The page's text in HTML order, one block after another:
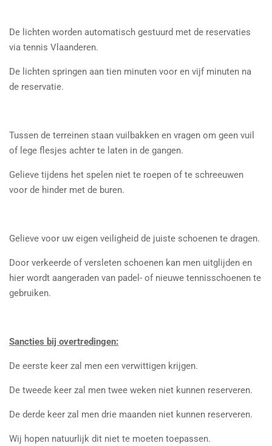
De lichten worden automatisch gestuurd met de reservaties
via tennis Vlaanderen.
De lichten springen aan tien minuten voor en vijf minuten na
de reservatie.
Tussen de terreinen staan vuilbakken en vragen om geen vuil
of lege flesjes achter te laten in de gangen.
Gelieve tijdens het spelen niet te roepen of te schreeuwen
voor de hinder met de buren.
Gelieve voor uw eigen veiligheid de juiste schoenen te dragen.
Door verkeerde of versleten schoenen kan men uitglijden en
hier wordt aangeraden van padel- of nieuwe tennisschoenen te
gebruiken.
Sancties bij overtredingen:
De eerste keer zal men een verwittigen krijgen.
De tweede keer zal men twee weken niet kunnen reserveren.
De derde keer zal men drie maanden niet kunnen reserveren.
Wij hopen natuurlijk dit niet te moeten toepassen.